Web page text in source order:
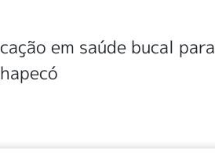
em saúde bucal para